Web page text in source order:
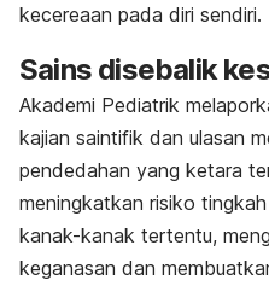
kecereaan pada diri sendiri.
Sains disebalik
Akademi Pediatrik
kajian saintifik dan ulasan
pendedahan yang ketara
meningkatkan risiko
kanak-kanak tertentu,
keganasan dan